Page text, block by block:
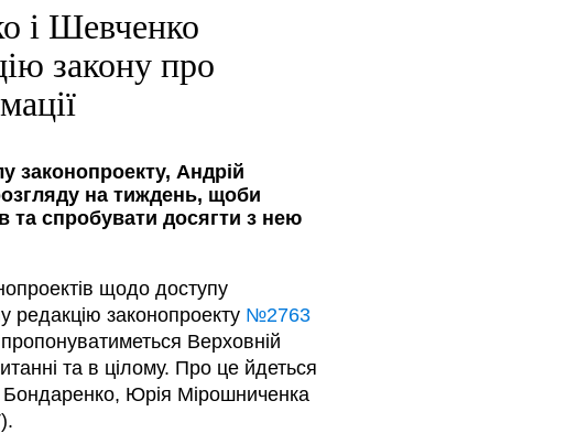
і Шевченко
закону про
законопроекту, Андрій
на тиждень, щоби
та спробувати досягти з нею
щодо доступу
редакцію законопроекту №2763
Верховній
та в цілому. Про це йдеться
Бондаренко, Юрія Мірошниченка